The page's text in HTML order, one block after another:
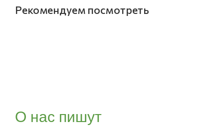
Рекомендуем посмотреть
О нас пишут